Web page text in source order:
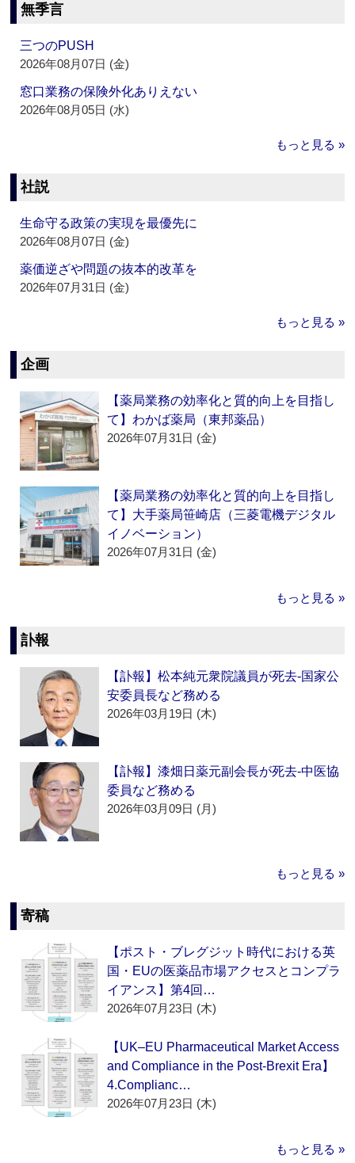
無季言
三つのPUSH
2026年08月07日 (金)
窓口業務の保険外化ありえない
2026年08月05日 (水)
もっと見る »
社説
生命守る政策の実現を最優先に
2026年08月07日 (金)
薬価逆ざや問題の抜本的改革を
2026年07月31日 (金)
もっと見る »
企画
【薬局業務の効率化と質的向上を目指し
て】わかば薬局（東邦薬品）
2026年07月31日 (金)
【薬局業務の効率化と質的向上を目指し
て】大手薬局笹崎店（三菱電機デジタル
イノベーション）
2026年07月31日 (金)
もっと見る »
訃報
【訃報】松本純元衆院議員が死去‐国家公
安委員長など務める
2026年03月19日 (木)
【訃報】漆畑日薬元副会長が死去‐中医協
委員など務める
2026年03月09日 (月)
もっと見る »
寄稿
【ポスト・ブレグジット時代における英
国・EUの医薬品市場アクセスとコンプラ
イアンス】第4回…
2026年07月23日 (木)
【UK–EU Pharmaceutical Market Access
and Compliance in the Post-Brexit Era】
4.Complianc…
2026年07月23日 (木)
もっと見る »